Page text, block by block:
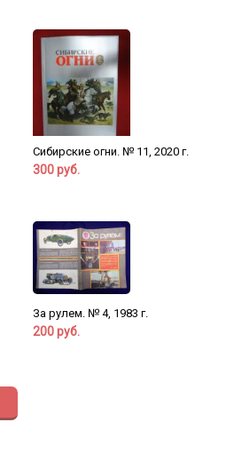
Сибирские огни. № 11, 2020 г.
300 руб.
За рулем. № 4, 1983 г.
200 руб.